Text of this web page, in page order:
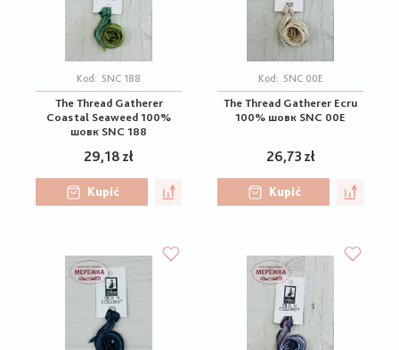
Kod: SNC 188
The Thread Gatherer
Coastal Seaweed 100%
шовк SNC 188
29,18 zł
Kupić
Kod: SNC 00E
The Thread Gatherer Ecru
100% шовк SNC 00E
26,73 zł
Kupić